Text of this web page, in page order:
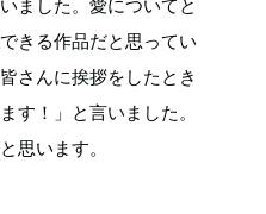
ました。愛についてと
きる作品だと思ってい
さんに挨拶をしたとき
す！」と言いました。
思います。